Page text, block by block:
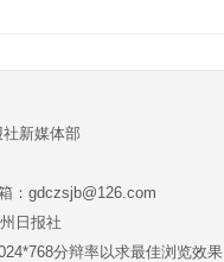
新媒体部
：gdczsjb@126.com
日报社
分辩率以求最佳浏览效果